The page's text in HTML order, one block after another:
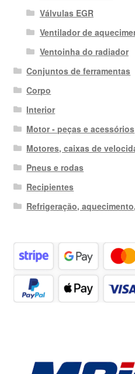
Válvulas EGR
Ventilador de
Ventoinha do radiador
Conjuntos de ferramentas
Corpo
Interior
Motor - peças e acessórios
Motores, caixas de
Pneus e rodas
Recipientes
Refrigeração,